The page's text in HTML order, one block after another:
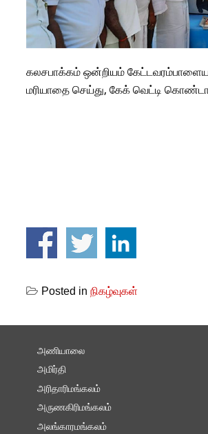
கலசபாக்கம் ஒன்றியம்
மரியாதை செய்து, கேக் வெட்டி
Posted in நிகழ்வுகள்
அணியாலை
அமிர்தி
அரிதாரிமங்கலம்
அருணகிரிமங்கலம்
அலங்காரமங்கலம்